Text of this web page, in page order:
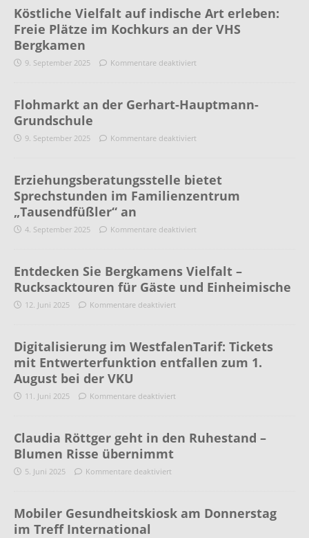
Köstliche Vielfalt auf indische Art erleben:
Freie Plätze im Kochkurs an der VHS
Bergkamen
9. September 2025 Kommentare deaktiviert
Flohmarkt an der Gerhart-Hauptmann-
Grundschule
9. September 2025 Kommentare deaktiviert
Erziehungsberatungsstelle bietet
Sprechstunden im Familienzentrum
„Tausendfüßler“ an
4. September 2025 Kommentare deaktiviert
Entdecken Sie Bergkamens Vielfalt –
Rucksacktouren für Gäste und Einheimische
12. Juni 2025 Kommentare deaktiviert
Digitalisierung im WestfalenTarif: Tickets
mit Entwerterfunktion entfallen zum 1.
August bei der VKU
11. Juni 2025 Kommentare deaktiviert
Claudia Röttger geht in den Ruhestand –
Blumen Risse übernimmt
5. Juni 2025 Kommentare deaktiviert
Mobiler Gesundheitskiosk am Donnerstag
im Treff International